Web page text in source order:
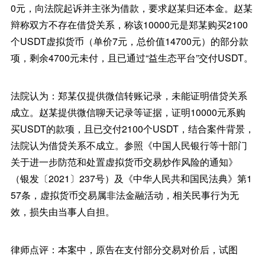
0元，向法院起诉并主张为借款，要求赵某归还本金。赵某
辩称双方不存在借贷关系，称该10000元是郑某购买2100
个USDT虚拟货币（单价7元，总价值14700元）的部分款
项，剩余4700元未付，且已通过“益生态平台”交付USDT。
法院认为：郑某仅提供微信转账记录，未能证明借贷关系
成立。赵某提供微信聊天记录等证据，证明10000元系购
买USDT的款项，且已交付2100个USDT，结合案件背景，
法院认为借贷关系不成立。参照《中国人民银行等十部门
关于进一步防范和处置虚拟货币交易炒作风险的通知》
（银发〔2021〕237号）及《中华人民共和国民法典》第1
57条，虚拟货币交易属非法金融活动，相关民事行为无
效，损失由当事人自担。
律师点评：本案中，原告在支付部分交易对价后，试图